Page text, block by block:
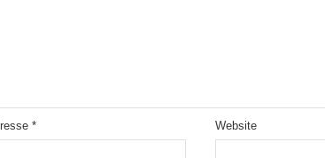
* Website